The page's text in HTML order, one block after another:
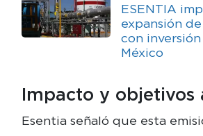
ESENTIA
expansión
con
México
Impacto y objetivos
Esentia señaló que esta